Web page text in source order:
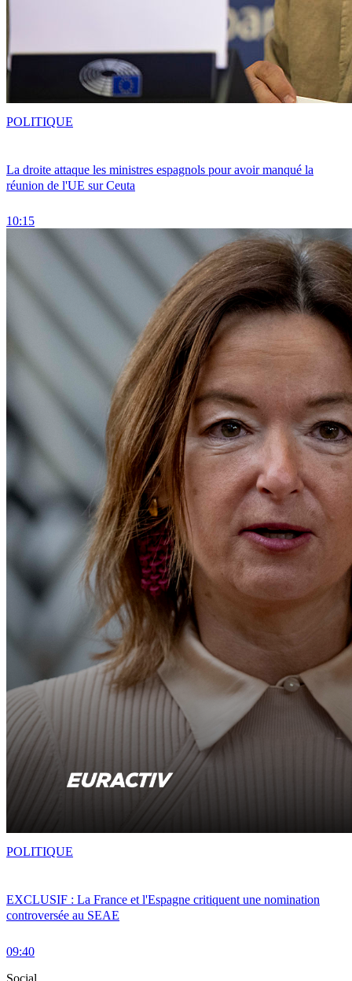
La droite attaque les ministres espagnols pour avoir manqué la
réunion de l'UE sur Ceuta
10:15
POLITIQUE
EXCLUSIF : La France et l'Espagne critiquent une nomination
controversée au SEAE
09:40
POLITIQUE
Social